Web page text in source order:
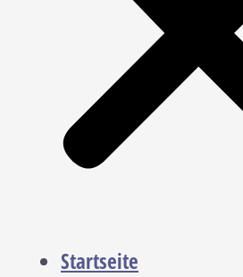
Startseite